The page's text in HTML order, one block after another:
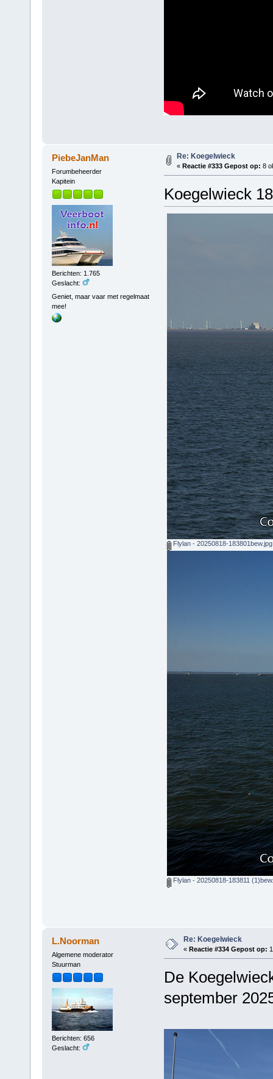
PiebeJanMan
Forumbeheerder
Kapitein
Berichten: 1.765
Geslacht:
Geniet, maar vaar met regelmaat
mee!
Re: Koegelwieck
« Reactie #333 Gepost op: 8
Koegelwieck
Flylan - 20250818-183801bew.jpg
Flylan - 20250818-183811
L.Noorman
Algemene moderator
Stuurman
Berichten: 656
Geslacht:
Re: Koegelwieck
« Reactie #334 Gepost op:
De
september